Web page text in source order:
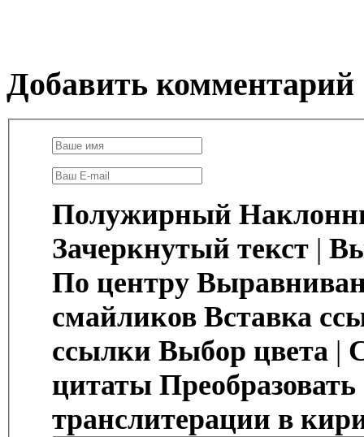
Добавить комментарий
Полужирный
Зачеркнутый текст |
По центру
смайликов Вставка
ссылки Выбор цвета |
цитаты
транслитерации в